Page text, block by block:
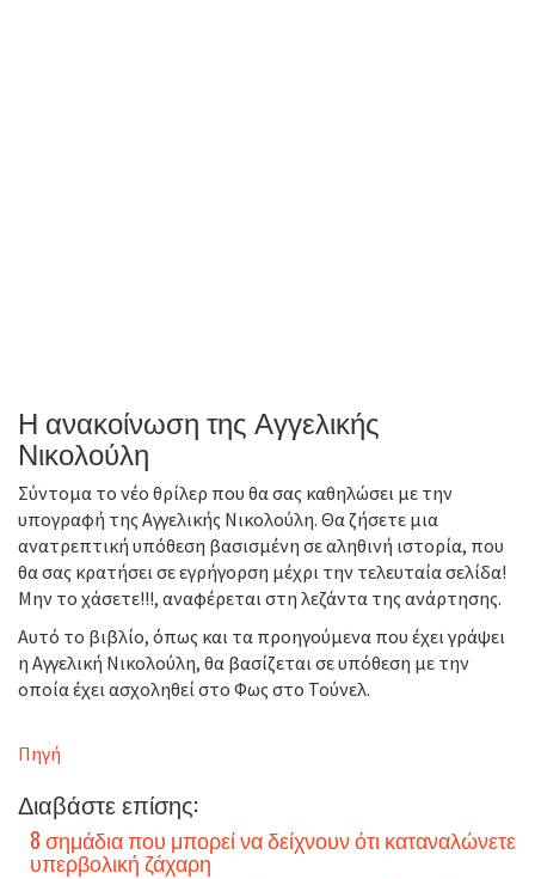
Η ανακοίνωση της Αγγελικής
Νικολούλη
Σύντομα το νέο θρίλερ που θα σας καθηλώσει με την
υπογραφή της Αγγελικής Νικολούλη. Θα ζήσετε μια
ανατρεπτική υπόθεση βασισμένη σε αληθινή ιστορία, που
θα σας κρατήσει σε εγρήγορση μέχρι την τελευταία σελίδα!
Μην το χάσετε!!!, αναφέρεται στη λεζάντα της ανάρτησης.
Αυτό το βιβλίο, όπως και τα προηγούμενα που έχει γράψει
η Αγγελική Νικολούλη, θα βασίζεται σε υπόθεση με την
οποία έχει ασχοληθεί στο Φως στο Τούνελ.
Πηγή
Διαβάστε επίσης:
8 σημάδια που μπορεί να δείχνουν ότι καταναλώνετε
υπερβολική ζάχαρη